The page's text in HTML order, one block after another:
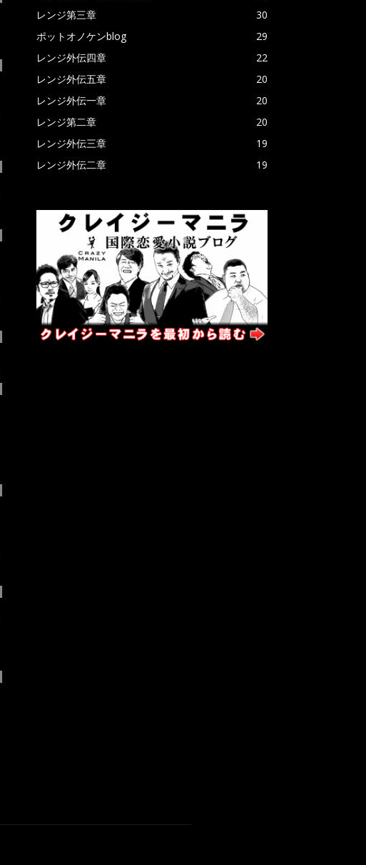
レンジ第三章
30
ポットオノケンblog
29
レンジ外伝四章
22
レンジ外伝五章
20
レンジ外伝一章
20
レンジ第二章
20
レンジ外伝三章
19
レンジ外伝二章
19